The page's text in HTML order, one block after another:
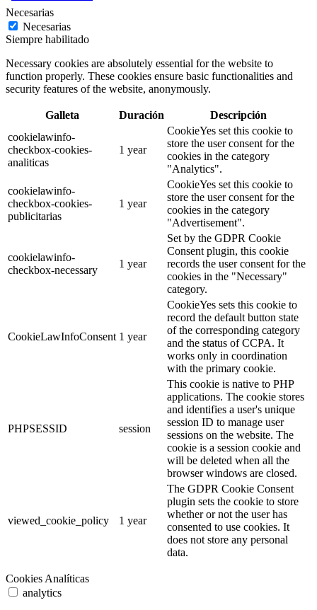
Necesarias
Necesarias
Siempre habilitado
Necessary cookies are absolutely essential for the website to
function properly. These cookies ensure basic functionalities and
security features of the website, anonymously.
Galleta Duración
Descripción
cookielawinfo-
checkbox-cookies-
analiticas
1 year
CookieYes set this cookie to
store the user consent for the
cookies in the category
"Analytics".
cookielawinfo-
checkbox-cookies-
publicitarias
1 year
CookieYes set this cookie to
store the user consent for the
cookies in the category
"Advertisement".
cookielawinfo-
checkbox-necessary
1 year
Set by the GDPR Cookie
Consent plugin, this cookie
records the user consent for the
cookies in the "Necessary"
category.
CookieLawInfoConsent 1 year
CookieYes sets this cookie to
record the default button state
of the corresponding category
and the status of CCPA. It
works only in coordination
with the primary cookie.
PHPSESSID session
This cookie is native to PHP
applications. The cookie stores
and identifies a user's unique
session ID to manage user
sessions on the website. The
cookie is a session cookie and
will be deleted when all the
browser windows are closed.
viewed_cookie_policy 1 year
The GDPR Cookie Consent
plugin sets the cookie to store
whether or not the user has
consented to use cookies. It
does not store any personal
data.
Cookies Analíticas
analytics